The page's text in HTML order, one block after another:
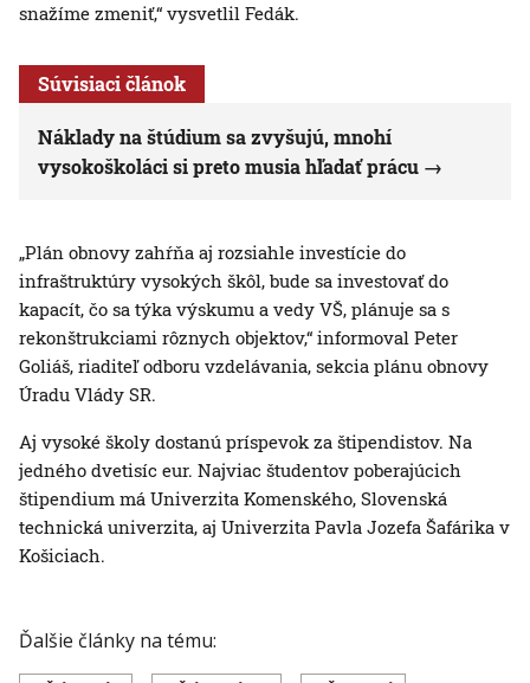
snažíme zmeniť,“ vysvetlil Fedák.
Súvisiaci článok
Náklady na štúdium sa zvyšujú, mnohí
vysokoškoláci si preto musia hľadať prácu
„Plán obnovy zahŕňa aj rozsiahle investície do
infraštruktúry vysokých škôl, bude sa investovať do
kapacít, čo sa týka výskumu a vedy VŠ, plánuje sa s
rekonštrukciami rôznych objektov,“ informoval Peter
Goliáš, riaditeľ odboru vzdelávania, sekcia plánu obnovy
Úradu Vlády SR.
Aj vysoké školy dostanú príspevok za štipendistov. Na
jedného dvetisíc eur. Najviac študentov poberajúcich
štipendium má Univerzita Komenského, Slovenská
technická univerzita, aj Univerzita Pavla Jozefa Šafárika v
Košiciach.
Ďalšie články na tému: